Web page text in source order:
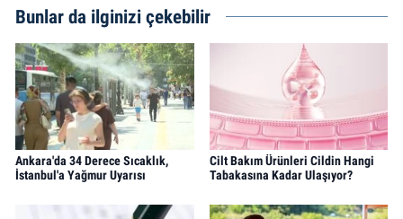
Bunlar da ilginizi çekebilir
Ankara'da 34 Derece Sıcaklık,
İstanbul'a Yağmur Uyarısı
Cilt Bakım Ürünleri Cildin Hangi
Tabakasına Kadar Ulaşıyor?